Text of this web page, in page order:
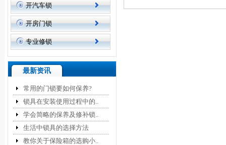
开汽车锁
开房门锁
专业修锁
最新资讯
常用的门锁要如何保养?
锁具在安装使用过程中的..
学会简略的保养及修补锁..
生活中锁具的选择方法
教你关于保险箱的选购小..